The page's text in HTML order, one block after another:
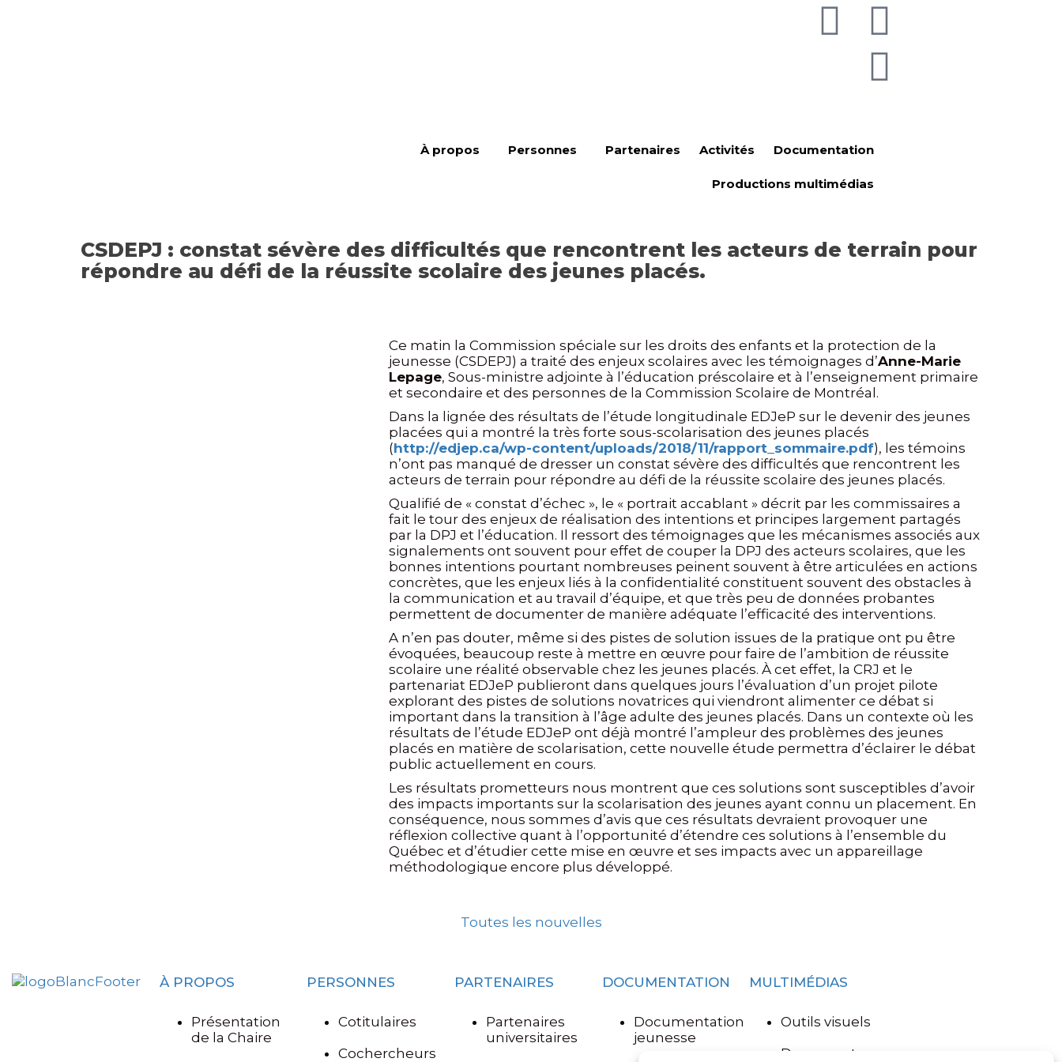
À propos Personnes Partenaires Activités Documentation
Productions multimédias
CSDEPJ : constat sévère des difficultés que rencontrent les acteurs de terrain pour
répondre au défi de la réussite scolaire des jeunes placés.
Ce matin la Commission spéciale sur les droits des enfants et la protection de la
jeunesse (CSDEPJ) a traité des enjeux scolaires avec les témoignages d’Anne-Marie
Lepage, Sous-ministre adjointe à l’éducation préscolaire et à l’enseignement primaire
et secondaire et des personnes de la Commission Scolaire de Montréal.
Dans la lignée des résultats de l’étude longitudinale EDJeP sur le devenir des jeunes
placées qui a montré la très forte sous-scolarisation des jeunes placés
(http://edjep.ca/wp-content/uploads/2018/11/rapport_sommaire.pdf), les témoins
n’ont pas manqué de dresser un constat sévère des difficultés que rencontrent les
acteurs de terrain pour répondre au défi de la réussite scolaire des jeunes placés.
Qualifié de « constat d’échec », le « portrait accablant » décrit par les commissaires a
fait le tour des enjeux de réalisation des intentions et principes largement partagés
par la DPJ et l’éducation. Il ressort des témoignages que les mécanismes associés aux
signalements ont souvent pour effet de couper la DPJ des acteurs scolaires, que les
bonnes intentions pourtant nombreuses peinent souvent à être articulées en actions
concrètes, que les enjeux liés à la confidentialité constituent souvent des obstacles à
la communication et au travail d’équipe, et que très peu de données probantes
permettent de documenter de manière adéquate l’efficacité des interventions.
A n’en pas douter, même si des pistes de solution issues de la pratique ont pu être
évoquées, beaucoup reste à mettre en œuvre pour faire de l’ambition de réussite
scolaire une réalité observable chez les jeunes placés. À cet effet, la CRJ et le
partenariat EDJeP publieront dans quelques jours l’évaluation d’un projet pilote
explorant des pistes de solutions novatrices qui viendront alimenter ce débat si
important dans la transition à l’âge adulte des jeunes placés. Dans un contexte où les
résultats de l’étude EDJeP ont déjà montré l’ampleur des problèmes des jeunes
placés en matière de scolarisation, cette nouvelle étude permettra d’éclairer le débat
public actuellement en cours.
Les résultats prometteurs nous montrent que ces solutions sont susceptibles d’avoir
des impacts importants sur la scolarisation des jeunes ayant connu un placement. En
conséquence, nous sommes d’avis que ces résultats devraient provoquer une
réflexion collective quant à l’opportunité d’étendre ces solutions à l’ensemble du
Québec et d’étudier cette mise en œuvre et ses impacts avec un appareillage
méthodologique encore plus développé.
Toutes les nouvelles
À PROPOS
Présentation
de la Chaire
PERSONNES
Cotitulaires
Cochercheurs
PARTENAIRES
Partenaires
universitaires
DOCUMENTATION
Documentation
jeunesse
MULTIMÉDIAS
Outils visuels
Documents